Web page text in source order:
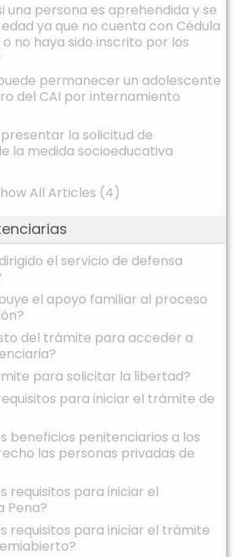
una persona es aprehendida y se
ya que no cuenta con Cédula
no haya sido inscrito por los
permanecer un adolescente
del CAI por internamiento
la solicitud de
la medida socioeducativa
All Articles (4)
el servicio de defensa
el apoyo familiar al proceso
del trámite para acceder a
para solicitar la libertad?
para iniciar el trámite de
beneficios penitenciarios a los
las personas privadas de
requisitos para iniciar el
Pena?
requisitos para iniciar el trámite